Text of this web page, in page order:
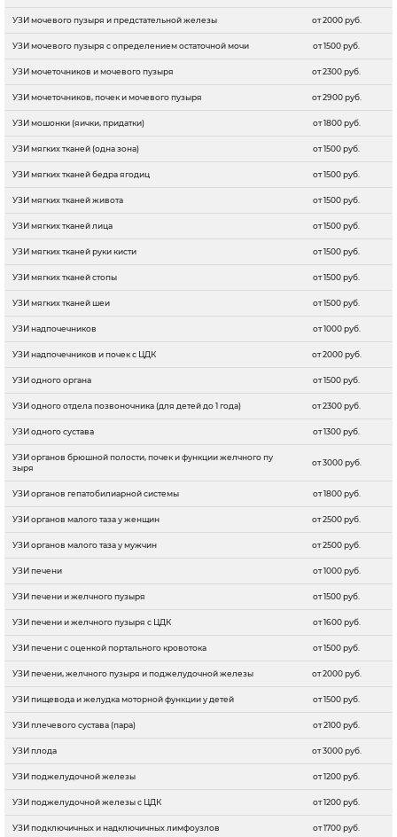
УЗИ мочевого пузыря и предстательной железы от 2000 руб.
УЗИ мочевого пузыря с определением остаточной мочи от 1500 руб.
УЗИ мочеточников и мочевого пузыря от 2300 руб.
УЗИ мочеточников, почек и мочевого пузыря от 2900 руб.
УЗИ мошонки (яички, придатки) от 1800 руб.
УЗИ мягких тканей (одна зона) от 1500 руб.
УЗИ мягких тканей бедра ягодиц от 1500 руб.
УЗИ мягких тканей живота от 1500 руб.
УЗИ мягких тканей лица от 1500 руб.
УЗИ мягких тканей руки кисти от 1500 руб.
УЗИ мягких тканей стопы от 1500 руб.
УЗИ мягких тканей шеи от 1500 руб.
УЗИ надпочечников от 1000 руб.
УЗИ надпочечников и почек с ЦДК от 2000 руб.
УЗИ одного органа от 1500 руб.
УЗИ одного отдела позвоночника (для детей до 1 года) от 2300 руб.
УЗИ одного сустава от 1300 руб.
УЗИ органов брюшной полости, почек и функции желчного пу
зыря
от 3000 руб.
УЗИ органов гепатобилиарной системы от 1800 руб.
УЗИ органов малого таза у женщин от 2500 руб.
УЗИ органов малого таза у мужчин от 2500 руб.
УЗИ печени от 1000 руб.
УЗИ печени и желчного пузыря от 1500 руб.
УЗИ печени и желчного пузыря с ЦДК от 1600 руб.
УЗИ печени с оценкой портального кровотока от 1500 руб.
УЗИ печени, желчного пузыря и поджелудочной железы от 2000 руб.
УЗИ пищевода и желудка моторной функции у детей от 1500 руб.
УЗИ плечевого сустава (пара) от 2100 руб.
УЗИ плода от 3000 руб.
УЗИ поджелудочной железы от 1200 руб.
УЗИ поджелудочной железы с ЦДК от 1200 руб.
УЗИ подключичных и надключичных лимфоузлов от 1700 руб.